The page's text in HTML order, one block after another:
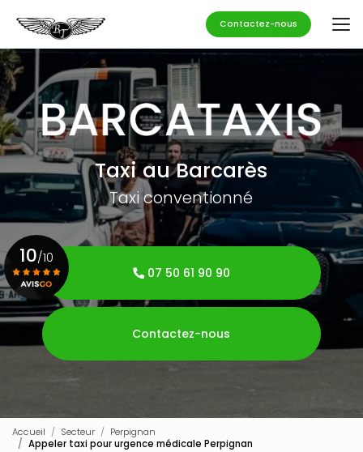
contenu
principal
Contactez-nous
Taxi au Barcarès
Taxi conventionné
07 50 61 90 90
Contactez-nous
10/10
Voir le certificat
Accueil Secteur
Perpignan
Appeler taxi pour urgence médicale Perpignan